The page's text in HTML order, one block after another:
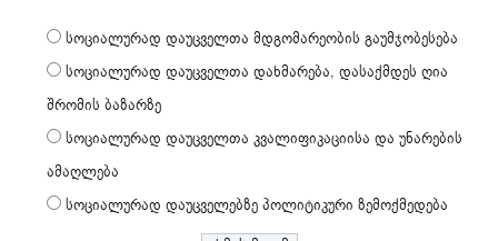
სოციალურად დაუცველთა მდგომარეობის გაუმჯობესება
სოციალურად დაუცველთა დახმარება, დასაქმდეს ღია
შრომის ბაზარზე
სოციალურად დაუცველთა კვალიფიკაციისა და უნარების
ამაღლება
სოციალურად დაუცველებზე პოლიტიკური ზემოქმედება